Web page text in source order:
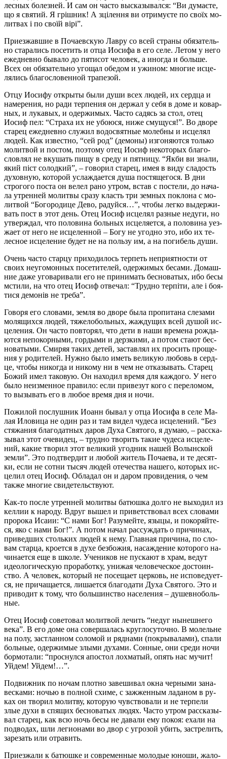
лес­ных бо­лез­ней. И сам он ча­сто вы­ска­зы­вал­ся: “Ви ду­маєте,
що я свя­тий. Я грішник! А зцілен­ня ви от­ри­муєте по своїх мо­
лит­вах і по своїй вірі”.
При­ез­жав­шие в По­ча­ев­скую Лав­ру со всей стра­ны обя­за­тель­
но ста­ра­лись по­се­тить и от­ца Иоси­фа в его се­ле. Ле­том у него
еже­днев­но бы­ва­ло до пя­ти­сот че­ло­век, а ино­гда и боль­ше.
Всех он обя­за­тель­но уго­щал обе­дом и ужи­ном: мно­гие ис­це­
ля­лись бла­го­сло­вен­ной тра­пе­зой.
От­цу Иоси­фу от­кры­ты бы­ли ду­ши всех лю­дей, их серд­ца и
на­ме­ре­ния, но ра­ди тер­пе­ния он дер­жал у се­бя в до­ме и ко­вар­
ных, и лу­ка­вых, и одер­жи­мых. Ча­сто са­дясь за стол, отец
Иосиф пел: “Стра­ха их не убо­ю­ся, ни­же сму­щу­ся!”. Во дво­ре
ста­рец еже­днев­но слу­жил во­до­свят­ные мо­леб­ны и ис­це­лял
лю­дей. Как из­вест­но, “сей род” (де­мо­ны) из­го­ня­ют­ся толь­ко
мо­лит­вой и по­стом, по­это­му отец Иосиф неко­то­рых бла­го­
слов­лял не вку­шать пи­щу в сре­ду и пят­ни­цу. “Як­би ви зна­ли,
який піст со­лод­кий”, – го­во­рил ста­рец, имея в ви­ду сла­дость
ду­хов­ную, ко­то­рой услаж­да­ет­ся ду­ша по­стя­ще­го­ся. В дни
стро­го­го по­ста он ве­лел ра­но утром, встав с по­сте­ли, до на­ча­
ла утрен­ней мо­лит­вы сра­зу класть три зем­ных по­кло­на с мо­
лит­вой “Бо­го­ро­ди­це Де­во, ра­дуй­ся…”, чтобы лег­ко вы­дер­жи­
вать пост в этот день. Отец Иосиф ис­це­лял раз­ные неду­ги, но
утвер­ждал, что по­ло­ви­на боль­ных ис­це­ля­ет­ся, а по­ло­ви­на уез­
жа­ет от него не ис­це­лен­ной – Бо­гу не угод­но это, ибо их те­
лес­ное ис­це­ле­ние бу­дет не на поль­зу им, а на по­ги­бель ду­ши.
Очень ча­сто стар­цу при­хо­ди­лось тер­петь непри­ят­но­сти от
сво­их неуго­мон­ных по­се­ти­те­лей, одер­жи­мых бе­са­ми. До­маш­
ние да­же уго­ва­ри­ва­ли его не при­ни­мать бес­но­ва­тых, ибо бе­сы
мсти­ли, на что отец Иосиф от­ве­чал: “Труд­но терпіти, але і бо­я­
ти­ся де­монів не тре­ба”.
Го­во­ря его сло­ва­ми, зем­ля во дво­ре бы­ла про­пи­та­на сле­за­ми
мо­ля­щих­ся лю­дей, тя­же­ло­боль­ных, жаж­ду­щих всей ду­шой ис­
це­ле­ния. Он ча­сто по­вто­рял, что де­ти в на­ши вре­ме­на рож­да­
ют­ся непо­кор­ны­ми, гор­ды­ми и дерз­ки­ми, а по­том ста­ют бес­
но­ва­ты­ми. Сми­ряя та­ких де­тей, за­став­лял их про­сить про­ще­
ния у ро­ди­те­лей. Нуж­но бы­ло иметь ве­ли­кую лю­бовь в серд­
це, чтобы ни­ко­гда и ни­ко­му ни в чем не от­ка­зы­вать. Ста­рец
Бо­жий имел та­ко­вую. Он на­хо­дил вре­мя для каж­до­го. У него
бы­ло неиз­мен­ное пра­ви­ло: ес­ли при­ве­зут ко­го с пе­ре­ло­мом,
то вы­зы­вать его в лю­бое вре­мя дня и но­чи.
По­жи­лой по­слуш­ник Иоанн бы­вал у от­ца Иоси­фа в се­ле Ма­
лая Ило­ви­ца не один раз и там ви­дел чу­де­са ис­це­ле­ний. “Без
стя­жа­ния бла­го­дат­ных да­ров Ду­ха Свя­то­го, я ду­маю, – рас­ска­
зы­вал этот оче­ви­дец, – труд­но тво­рить та­кие чу­де­са ис­це­ле­
ний, ка­кие тво­рил этот ве­ли­кий угод­ник на­шей Во­лын­ской
зем­ли”. Это под­твер­дит и лю­бой жи­тель По­ча­е­ва, и те де­сят­
ки, ес­ли не сот­ни ты­сяч лю­дей оте­че­ства на­ше­го, ко­то­рых ис­
це­лил отец Иосиф. Об­ла­дал он и да­ром про­ви­де­ния, о чем
так­же мно­гие сви­де­тель­ству­ют.
Как-то по­сле утрен­ней мо­лит­вы ба­тюш­ка дол­го не вы­хо­дил из
кел­лии к на­ро­ду. Вдруг вы­шел и при­вет­ство­вал всех сло­ва­ми
про­ро­ка Ис­а­ии: “С на­ми Бог! Ра­зу­мей­те, язы­цы, и по­ко­ряй­те­
ся, яко с на­ми Бог!”. А по­том на­чал рас­суж­дать о при­чи­нах,
при­вед­ших столь­ких лю­дей к нему. Глав­ная при­чи­на, по сло­
вам стар­ца, кро­ет­ся в ду­хе без­бо­жия, на­саж­де­ние ко­то­ро­го на­
чи­на­ет­ся еще в шко­ле. Уче­ни­ков не пус­ка­ют в храм, ве­дут
идео­ло­ги­че­скую про­ра­бот­ку, уни­жая че­ло­ве­че­ское до­сто­ин­
ство. А че­ло­век, ко­то­рый не по­се­ща­ет цер­ковь, не ис­по­ве­ду­ет­
ся, не при­ча­ща­ет­ся, ли­ша­ет­ся бла­го­да­ти Ду­ха Свя­то­го. Это и
при­во­дит к то­му, что боль­шин­ство на­се­ле­ния – ду­шев­но­боль­
ные.
Отец Иосиф со­ве­то­вал мо­лит­вой ле­чить “недуг ны­неш­не­го
ве­ка”. В его до­ме она со­вер­ша­лась круг­ло­су­точ­но. В мо­лельне
на по­лу, за­стлан­ном со­ло­мой и ряд­на­ми (по­кры­ва­ла­ми), спа­ли
боль­ные, одер­жи­мые злы­ми ду­ха­ми. Сон­ные, они сре­ди но­чи
бор­мо­та­ли: “проснул­ся апо­стол лох­ма­тый, опять нас му­чит!
Уй­дем! Уй­дем!…”.
По­движ­ник по но­чам плот­но за­ве­ши­вал ок­на чер­ны­ми за­на­
вес­ка­ми: но­чью в пол­ной схи­ме, с за­жжен­ным ла­да­ном в ру­
ках он тво­рил мо­лит­ву, ко­то­рую чув­ство­ва­ли и не тер­пе­ли
злые ду­хи в спя­щих бес­но­ва­тых лю­дях. Ча­сто утром рас­ска­зы­
вал ста­рец, как всю ночь бе­сы не да­ва­ли ему по­коя: еха­ли на
под­во­дах, шли ле­ги­о­на­ми во двор с угро­зой убить, за­стре­лить,
за­ре­зать или отра­вить.
При­ез­жа­ли к ба­тюш­ке и совре­мен­ные мо­ло­дые юно­ши, жа­ло­